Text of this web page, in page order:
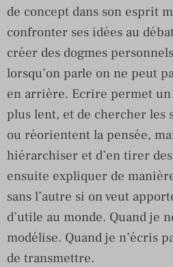
de concept dans son esprit
confronter ses idées au
créer des dogmes
lorsqu’on parle on ne peut
en arrière. Ecrire permet
plus lent, et de chercher
ou réorientent la pensée,
hiérarchiser et d’en tirer
ensuite expliquer de
sans l’autre si on veut
d’utile au monde. Quand je
modélise. Quand je n’écris
de transmettre.